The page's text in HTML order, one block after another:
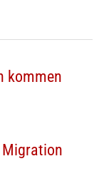
kommen